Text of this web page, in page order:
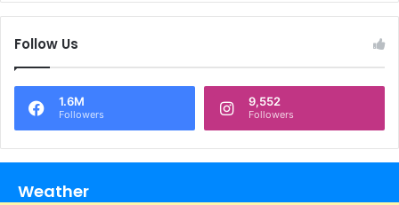
Follow Us
1.6M
Followers
9,552
Followers
Weather